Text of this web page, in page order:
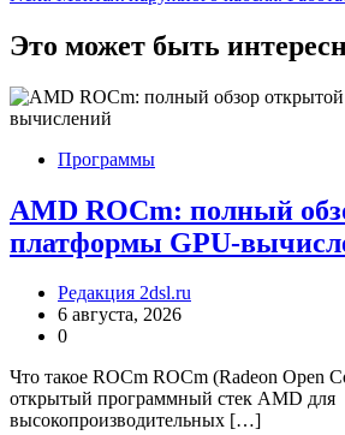
Это может быть
Программы
AMD ROCm: полный
платформы GPU-
Редакция 2dsl.ru
6 августа, 2026
0
Что такое ROCm ROCm (Radeon Open
открытый программный стек AMD для
высокопроизводительных […]